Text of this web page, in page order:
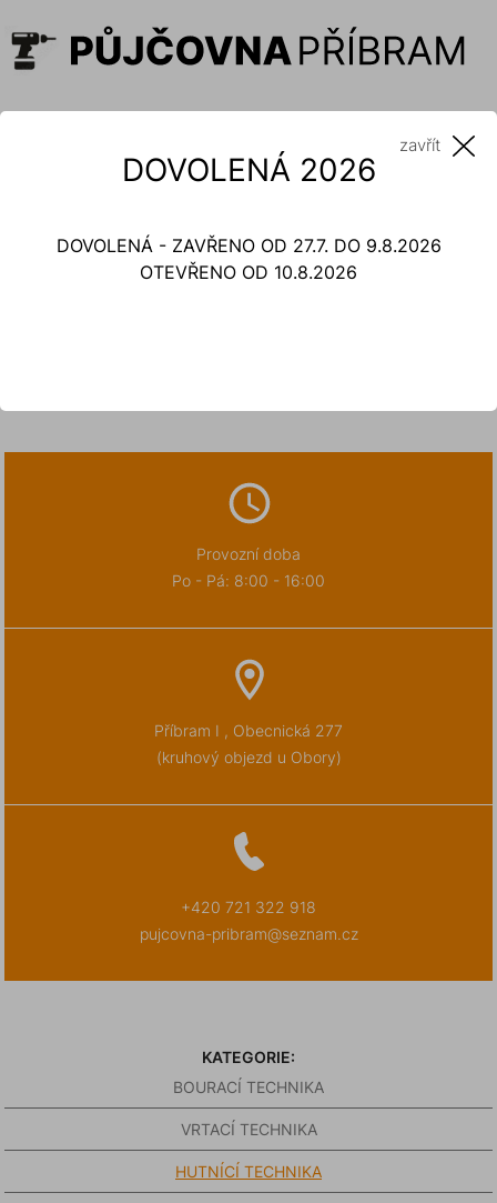
Provozní doba
Po - Pá: 8:00 - 16:00
Příbram I , Obecnická 277
(kruhový objezd u Obory)
+420 721 322 918
pujcovna-pribram@seznam.cz
KATEGORIE:
BOURACÍ TECHNIKA
VRTACÍ TECHNIKA
HUTNÍCÍ TECHNIKA
zavřít
DOVOLENÁ 2026
DOVOLENÁ - ZAVŘENO OD 27.7. DO 9.8.2026
OTEVŘENO OD 10.8.2026